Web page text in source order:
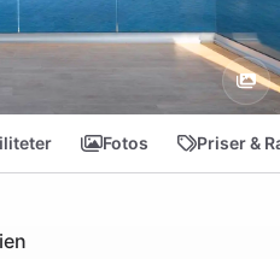
Fotos Priser &